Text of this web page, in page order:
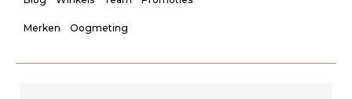
Merken Oogmeting